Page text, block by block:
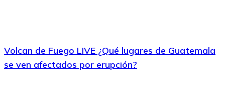
Volcan de Fuego LIVE ¿Qué lugares de Guatemala
se ven afectados por erupción?